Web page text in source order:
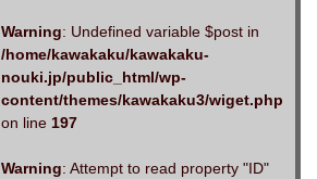
Warning: Undefined variable $post in
/home/kawakaku/kawakaku-
nouki.jp/public_html/wp-
content/themes/kawakaku3/wiget.php
on line 197
Warning: Attempt to read property "ID"